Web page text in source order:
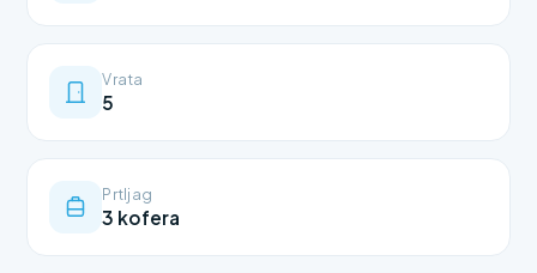
Vrata
5
Prtljag
3 kofera